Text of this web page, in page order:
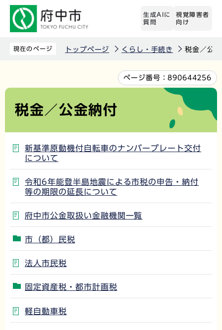
先
す
生成AIに
質問
視覚障害者
向け
現在のページ トップページ くらし・手続き 税金／公
文
か
ページ番号：890644256
税金／公金納付
新基準原動機付自転車のナンバープレート交付
について
令和6年能登半島地震による市税の申告・納付
等の期限の延長について
府中市公金取扱い金融機関一覧
市（都）民税
法人市民税
固定資産税・都市計画税
軽自動車税